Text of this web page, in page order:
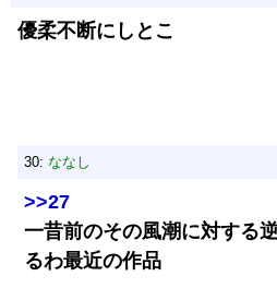
優柔不断にしとこ
30: ななし
>>27
一昔前のその風潮に対する
るわ最近の作品